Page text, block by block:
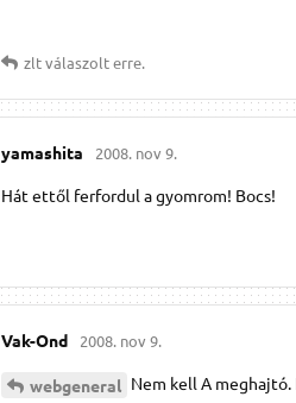
zltválaszolt erre.
yamashita 2008. nov 9.
Hát ettől ferfordul a gyomrom! Bocs!
Vak-Ond 2008. nov 9.
webgeneral Nem kell A